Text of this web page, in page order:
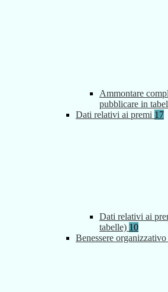
Ammontare
pubblicare in
Dati relativi ai premi 17
Dati relativi ai
tabelle) 10
Benessere organizzativo